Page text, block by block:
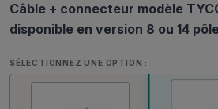
Câble + connecteur modèle
disponible en version 8 ou 14
SÉLECTIONNEZ UNE OPTION :